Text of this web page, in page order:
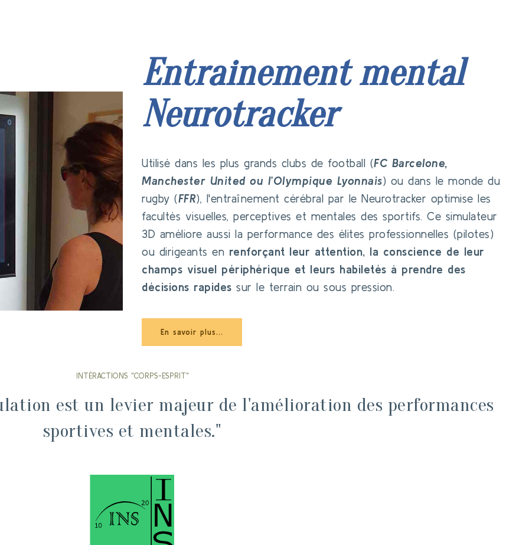
Entrainement mental
Neurotracker
Utilisé dans les plus grands clubs de football (FC Barcelone,
Manchester United ou l’Olympique Lyonnais) ou dans le monde du
rugby (FFR), l'entraînement cérébral par le Neurotracker optimise les
facultés visuelles, perceptives et mentales des sportifs. Ce simulateur
3D améliore aussi la performance des élites professionnelles (pilotes)
ou dirigeants en renforçant leur attention, la conscience de leur
champs visuel périphérique et leurs habiletés à prendre des
décisions rapides sur le terrain ou sous pression.
En savoir plus...
INTÉRACTIONS "CORPS-ESPRIT"
est un levier majeur de l'amélioration des performances
sportives et mentales."